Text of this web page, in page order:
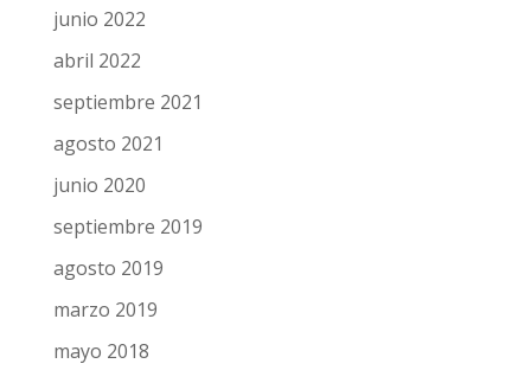
junio 2022
abril 2022
septiembre 2021
agosto 2021
junio 2020
septiembre 2019
agosto 2019
marzo 2019
mayo 2018